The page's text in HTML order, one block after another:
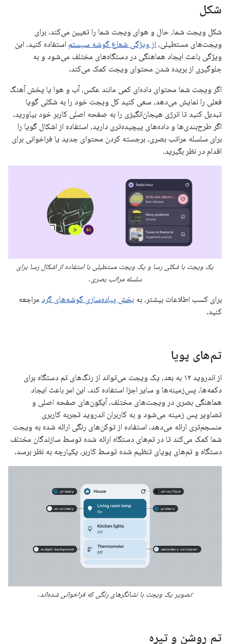
شکل
شکل ویجت شما، حال و هوای ویجت شما را تعیین می‌کند. برای
ویجت‌های مستطیلی، از ویژگی شعاع گوشه سیستم استفاده کنید. این
ویژگی باعث ایجاد هماهنگی در دستگاه‌های مختلف می‌شود و به
جلوگیری از بریده شدن محتوای ویجت کمک می‌کند.
اگر ویجت شما محتوای داده‌ای کمی مانند عکس، آب و هوا یا پخش آهنگ
فعلی را نمایش می‌دهد، سعی کنید کل ویجت خود را به شکلی گویا
تبدیل کنید تا انرژی هیجان‌انگیزی را به صفحه اصلی کاربر خود بیاورید.
اگر طرح‌بندی‌ها و داده‌های پیچیده‌تری دارید، استفاده از اشکال گویا را
برای سلسله مراتب بصری، برجسته کردن محتوای جدید یا فراخوانی برای
اقدام در نظر بگیرید.
یک ویجت با شکلی رسا و یک ویجت مستطیلی با استفاده از اشکال رسا برای
سلسله مراتب بصری.
برای کسب اطلاعات بیشتر، به بخش پیاده‌سازی گوشه‌های گرد مراجعه
کنید.
تم‌های پویا
از اندروید ۱۲ به بعد، یک ویجت می‌تواند از رنگ‌های تم دستگاه برای
دکمه‌ها، پس‌زمینه‌ها و سایر اجزا استفاده کند. این امر باعث ایجاد
هماهنگی بصری در ویجت‌های مختلف، آیکون‌های صفحه اصلی و
تصاویر پس زمینه می‌شود و به کاربران اندروید تجربه کاربری
منسجم‌تری ارائه می‌دهد. استفاده از توکن‌های رنگی ارائه شده به ویجت
شما کمک می‌کند تا در تم‌های دستگاه ارائه شده توسط سازندگان مختلف
دستگاه و تم‌های پویای تنظیم شده توسط کاربر، یکپارچه به نظر برسد.
تصویر یک ویجت با نشانگرهای رنگی که فراخوانی شده‌اند.
تم روشن و تیره